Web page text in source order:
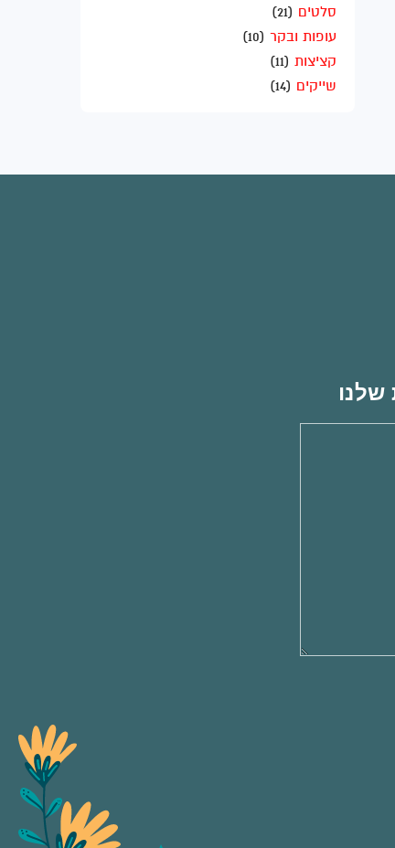
סלטים (21)
עופות ובקר (10)
קציצות (11)
שייקים (14)